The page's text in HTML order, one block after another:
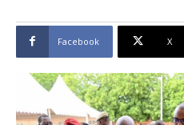
Facebook X